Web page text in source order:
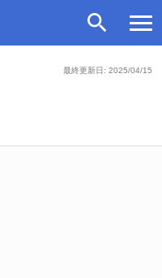
最終更新日: 2025/04/15